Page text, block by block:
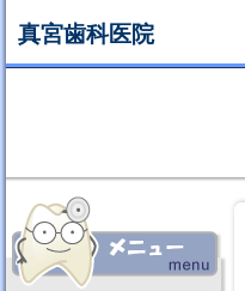
真宮歯科医院